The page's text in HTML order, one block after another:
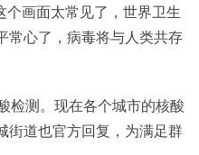
画面太常见了，世界卫生
常心了，病毒将与人类共存
检测。现在各个城市的核酸
街道也官方回复，为满足群